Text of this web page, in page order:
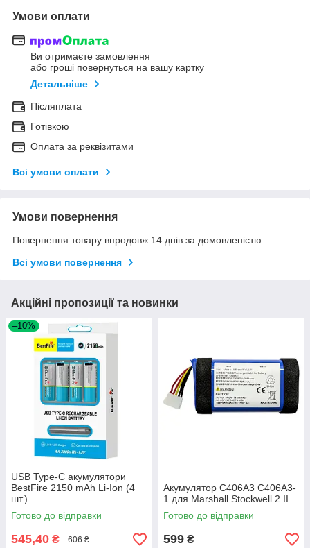
Умови оплати
Ви отримаєте замовлення
або гроші повернуться на вашу картку
Детальніше
Післяплата
Готівкою
Оплата за реквізитами
Всі умови оплати
Умови повернення
Повернення товару впродовж 14 днів за домовленістю
Всі умови повернення
Акційні пропозиції та новинки
–10%
USB Type-C акумулятори
BestFire 2150 mAh Li-Ion (4
шт.)
Готово до відправки
545,40 ₴ 606 ₴
Акумулятор C406A3 C406A3-
1 для Marshall Stockwell 2 II
Готово до відправки
599 ₴